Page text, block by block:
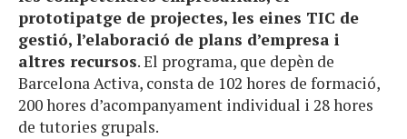
prototipatge de projectes, les eines TIC de
gestió, l’elaboració de plans d’empresa i
altres recursos. El programa, que depèn de
Barcelona Activa, consta de 102 hores de formació,
200 hores d’acompanyament individual i 28 hores
de tutories grupals.